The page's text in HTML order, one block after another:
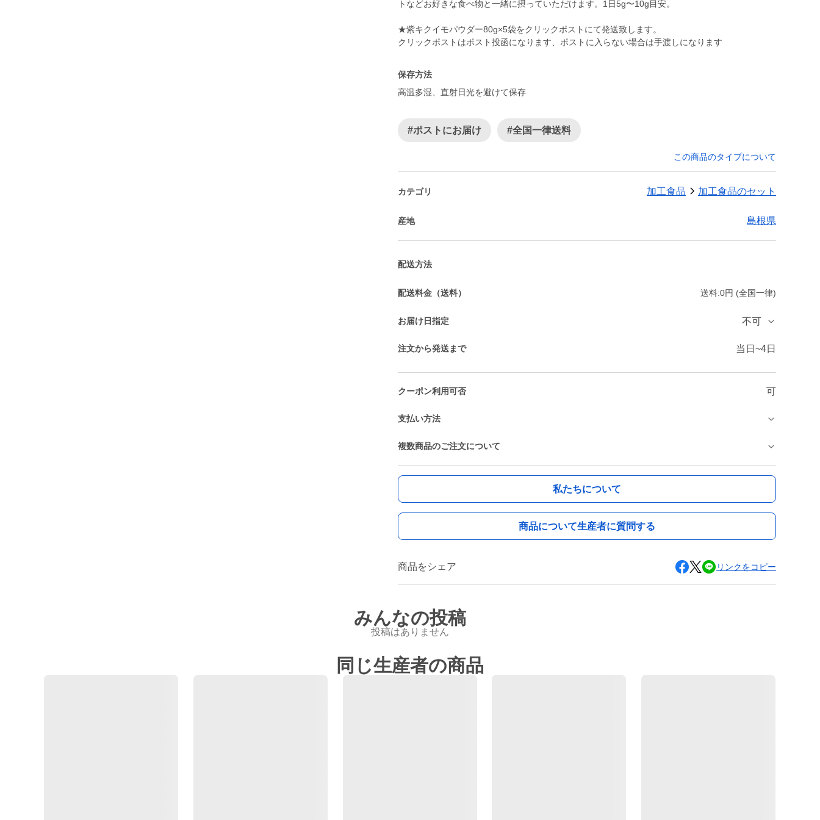
トなどお好きな食べ物と一緒に摂っていただけます。1日5g〜10g目安。
★紫キクイモパウダー80g×5袋をクリックポストにて発送致します。
クリックポストはポスト投函になります、ポストに入らない場合は手渡しになります
保存方法
高温多湿、直射日光を避けて保存
#ポストにお届け #全国一律送料
この商品のタイプについて
カテゴリ 加工食品 加工食品のセット
産地 島根県
配送方法
配送料金（送料） 送料:0円 (全国一律)
お届け日指定 不可
注文から発送まで 当日~4日
クーポン利用可否 可
支払い方法
複数商品のご注文について
私たちについて
商品について生産者に質問する
商品をシェア リンクをコピー
みんなの投稿
投稿はありません
同じ生産者の商品